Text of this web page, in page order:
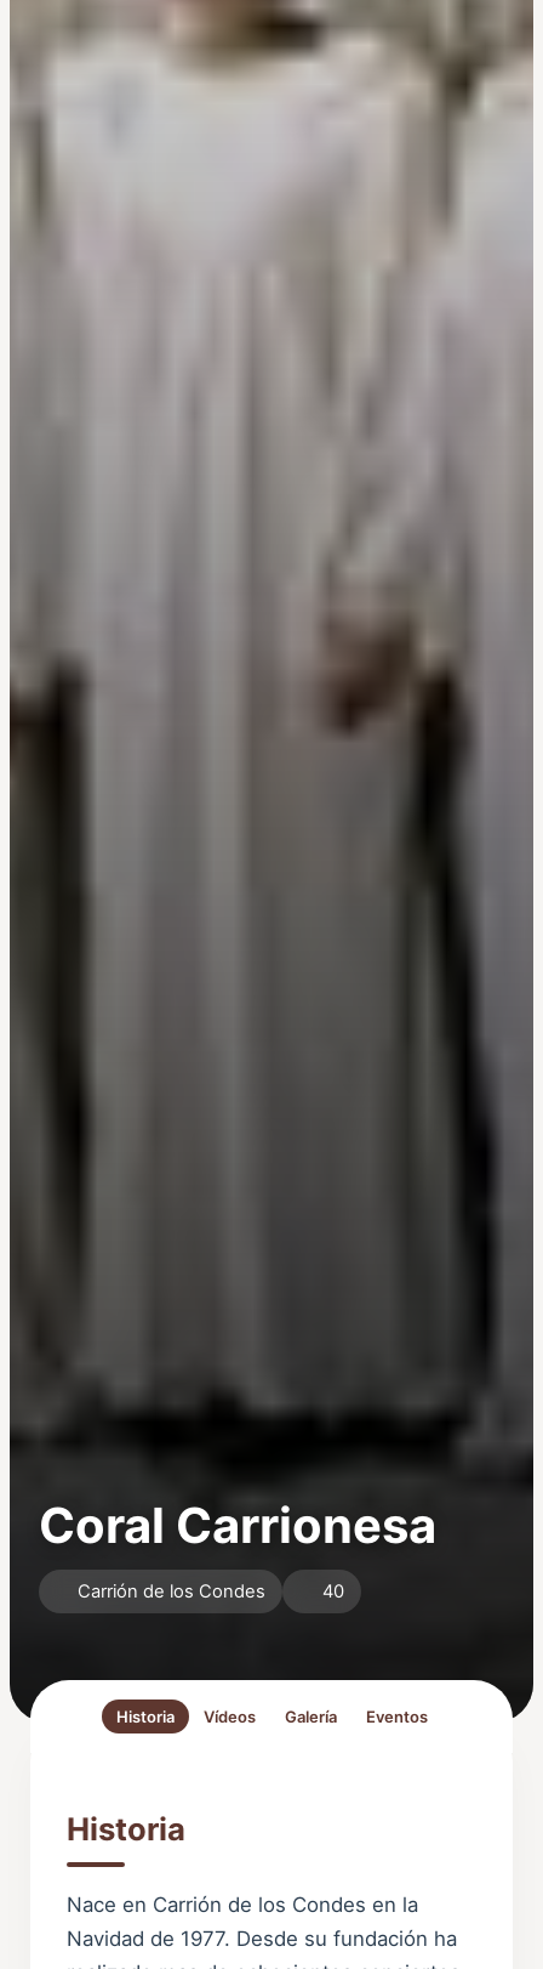
Coral Carrionesa
Carrión de los Condes 40
Historia Vídeos Galería Eventos
Historia
Nace en Carrión de los Condes en la
Navidad de 1977. Desde su fundación ha